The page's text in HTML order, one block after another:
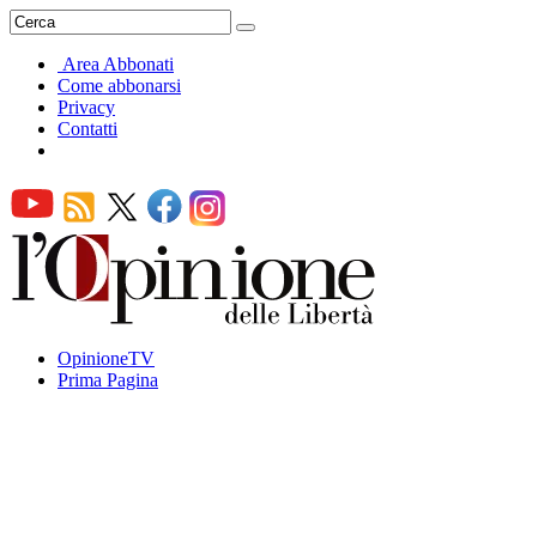
Area Abbonati
Come abbonarsi
Privacy
Contatti
OpinioneTV
Prima Pagina